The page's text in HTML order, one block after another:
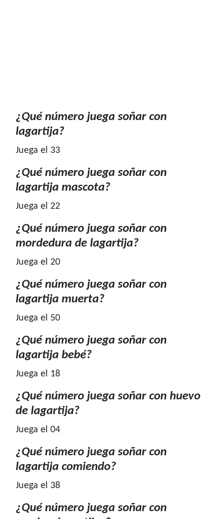
¿Qué número juega soñar con
lagartija?
Juega el 33
¿Qué número juega soñar con
lagartija mascota?
Juega el 22
¿Qué número juega soñar con
mordedura de lagartija?
Juega el 20
¿Qué número juega soñar con
lagartija muerta?
Juega el 50
¿Qué número juega soñar con
lagartija bebé?
Juega el 18
¿Qué número juega soñar con huevo
de lagartija?
Juega el 04
¿Qué número juega soñar con
lagartija comiendo?
Juega el 38
¿Qué número juega soñar con